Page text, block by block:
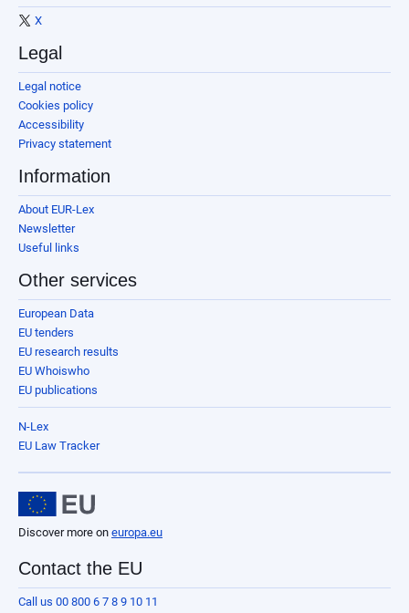
X
Legal
Legal notice
Cookies policy
Accessibility
Privacy statement
Information
About EUR-Lex
Newsletter
Useful links
Other services
European Data
EU tenders
EU research results
EU Whoiswho
EU publications
N-Lex
EU Law Tracker
Discover more on europa.eu
Contact the EU
Call us 00 800 6 7 8 9 10 11